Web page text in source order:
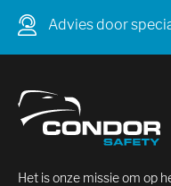
Advies door
Het is onze missie om op